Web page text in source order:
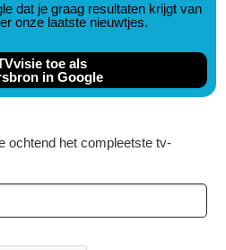
dat je graag resultaten krijgt van
onze laatste nieuwtjes.
toe als
in Google
ochtend het compleetste tv-